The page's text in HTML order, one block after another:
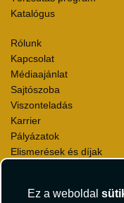
Ez a weboldal
Katalógus
Rólunk
Kapcsolat
Médiaajánlat
Sajtószoba
Viszonteladás
Karrier
Pályázatok
Elismerések és díjak
Utazási Csomag